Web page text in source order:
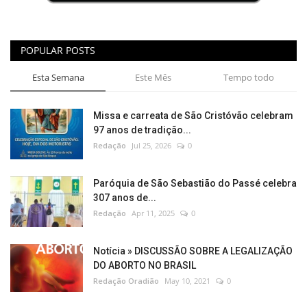
POPULAR POSTS
Esta Semana Este Mês Tempo todo
Missa e carreata de São Cristóvão celebram
97 anos de tradição...
Redação Jul 25, 2026 0
Paróquia de São Sebastião do Passé celebra
307 anos de...
Redação Apr 11, 2025 0
Notícia » DISCUSSÃO SOBRE A LEGALIZAÇÃO
DO ABORTO NO BRASIL
Redação Oradião May 10, 2021 0